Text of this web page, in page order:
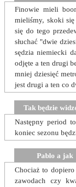
Finowie mieli
mieliśmy, skoki
się do tego
słuchać "dwie
sędzia niemiecki
odjęte a ten drugi
mniej dziesięć
jest drugi a ten co
Tak będzie
Następny period
koniec sezonu
Pablo a jak
Chociaż to
zawodach czy